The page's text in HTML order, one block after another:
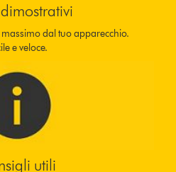
massimo dal tuo apparecchio.
e veloce.
utili